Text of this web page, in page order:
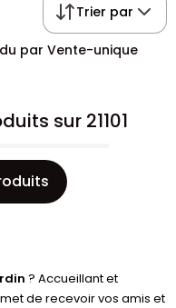
Trier par
par Vente-unique
sur 21101
? Accueillant et
de recevoir vos amis et